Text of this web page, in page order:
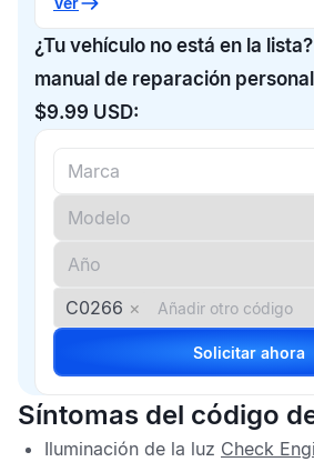
¿Tu vehículo no está en la
manual de reparación
$9.99 USD:
C0266 ×
Solicitar ahora
Síntomas del código
Iluminación de la luz Check